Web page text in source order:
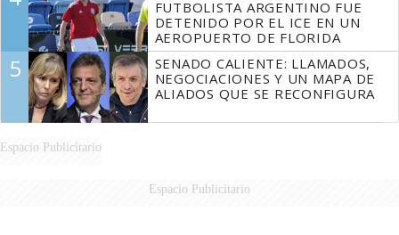
FUTBOLISTA ARGENTINO FUE
DETENIDO POR EL ICE EN UN
AEROPUERTO DE FLORIDA
5
SENADO CALIENTE: LLAMADOS,
NEGOCIACIONES Y UN MAPA DE
ALIADOS QUE SE RECONFIGURA
Espacio Publicitario
Espacio Publicitario